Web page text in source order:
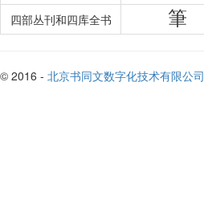
四部丛刊和四库全书
筆
© 2016 - 北京书同文数字化技术有限公司